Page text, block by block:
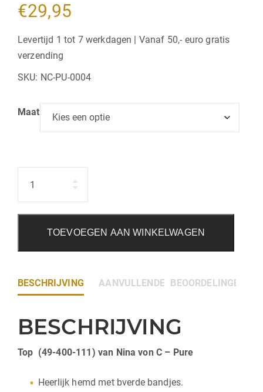
€29,95
Levertijd 1 tot 7 werkdagen | Vanaf 50,- euro gratis
verzending
SKU: NC-PU-0004
Maat
TOEVOEGEN AAN WINKELWAGEN
BESCHRIJVING AANVULLENDE INFORMATIE
BEOORDELINGEN (0)
BESCHRIJVING
Top (49-400-111) van Nina von C – Pure
Heerlijk hemd met bverde bandjes.